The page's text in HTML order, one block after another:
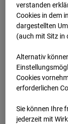
ver­standen
Cookies in dem
dargestellten
(auch mit Sitz in
Alternativ
Cookies
erforderlichen
Sie können Ihre
jederzeit mit